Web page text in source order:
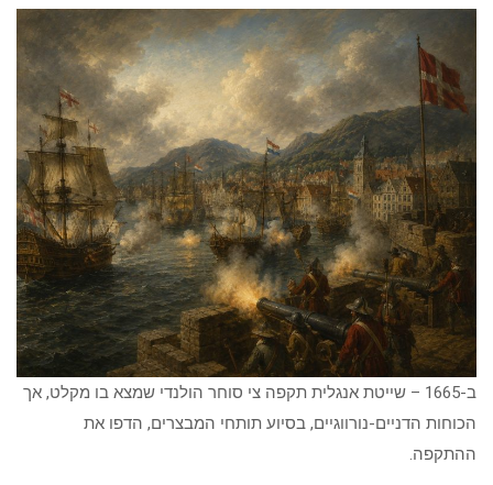
ב-1665 – שייטת אנגלית תקפה צי סוחר הולנדי שמצא בו מקלט, אך
הכוחות הדניים-נורווגיים, בסיוע תותחי המבצרים, הדפו את
ההתקפה.